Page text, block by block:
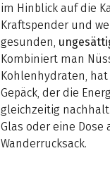
im Hinblick auf die
Kraftspender und
gesunden,
Kombiniert man
Kohlenhydraten,
Gepäck, der die
gleichzeitig
Glas oder eine
Wanderrucksack.